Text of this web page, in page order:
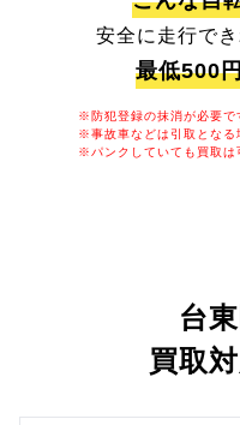
安全に走行で
最低500
※防犯登録の抹消が必要で
※事故車などは引取となる
※パンクしていても買取は
台
買取